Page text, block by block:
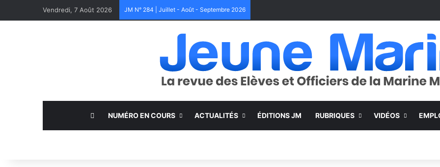
Vendredi, 7 Août 2026 JM N° 284 | Juillet - Août - Septembre 2026
NUMÉRO EN COURS ACTUALITÉS ÉDITIONS JM RUBRIQUES VIDÉOS